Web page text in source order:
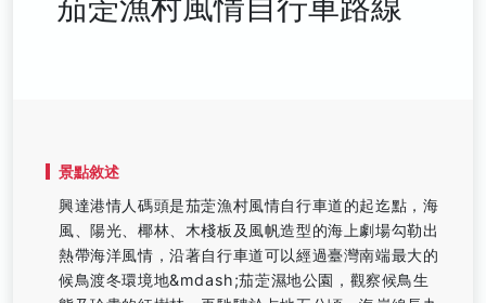
景點敘述
興達港情人碼頭是茄萣漁村風情自行車道的起迄點，海
風、陽光、椰林、木棧板及風帆造型的海上劇場勾勒出
熱帶海洋風情，沿著自行車道可以經過臺灣南端最大的
候鳥渡冬環境地&mdash;茄萣濕地公園，觀察候鳥生